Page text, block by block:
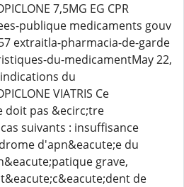
7,5MG EG CPR
publique medicaments gouv
extraitla-pharmacia-de-garde
du-medicamentMay 22,
du
VIATRIS Ce
doit pas &ecirc;tre
suivants : insuffisance
d'apn&eacute;e du
grave,
de